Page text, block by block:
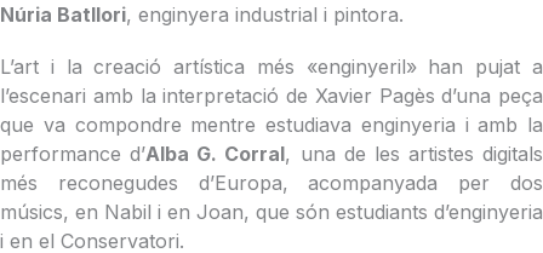
Núria Batllori, enginyera industrial i pintora.
L’art i la creació artística més «enginyeril» han pujat a
l’escenari amb la interpretació de Xavier Pagès d’una peça
que va compondre mentre estudiava enginyeria i amb la
performance d’Alba G. Corral, una de les artistes digitals
més reconegudes d’Europa, acompanyada per dos
músics, en Nabil i en Joan, que són estudiants d’enginyeria
i en el Conservatori.